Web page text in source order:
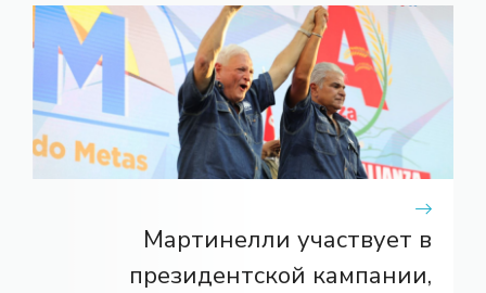
Мартинелли участвует в
президентской кампании,